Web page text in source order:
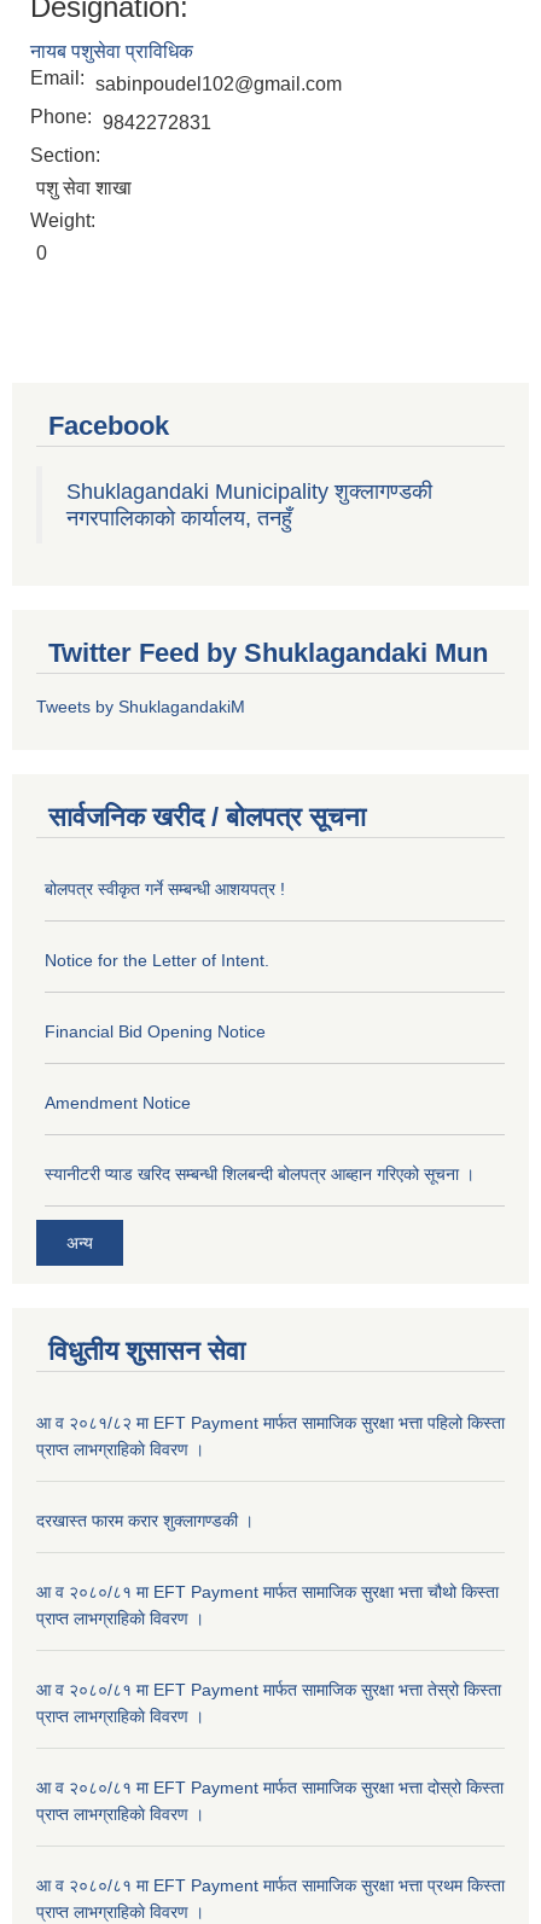
Designation:
नायब पशुसेवा प्राविधिक
Email: sabinpoudel102@gmail.com
Phone: 9842272831
Section:
पशु सेवा शाखा
Weight:
0
Facebook
Shuklagandaki Municipality शुक्लागण्डकी
नगरपालिकाको कार्यालय, तनहुँ
Twitter Feed by Shuklagandaki Mun
Tweets by ShuklagandakiM
सार्वजनिक खरीद / बोलपत्र सूचना
बोलपत्र स्वीकृत गर्ने सम्बन्धी आशयपत्र !
Notice for the Letter of Intent.
Financial Bid Opening Notice
Amendment Notice
स्यानीटरी प्याड खरिद सम्बन्धी शिलबन्दी बोलपत्र आब्हान गरिएको सूचना ।
अन्य
विधुतीय शुसासन सेवा
आ व २०८१/८२ मा EFT Payment मार्फत सामाजिक सुरक्षा भत्ता पहिलो किस्ता
प्राप्त लाभग्राहिकाे विवरण ।
दरखास्त फारम करार शुक्लागण्डकी ।
आ व २०८०/८१ मा EFT Payment मार्फत सामाजिक सुरक्षा भत्ता चौथो किस्ता
प्राप्त लाभग्राहिकाे विवरण ।
आ व २०८०/८१ मा EFT Payment मार्फत सामाजिक सुरक्षा भत्ता तेस्रो किस्ता
प्राप्त लाभग्राहिकाे विवरण ।
आ व २०८०/८१ मा EFT Payment मार्फत सामाजिक सुरक्षा भत्ता दोस्रो किस्ता
प्राप्त लाभग्राहिकाे विवरण ।
आ व २०८०/८१ मा EFT Payment मार्फत सामाजिक सुरक्षा भत्ता प्रथम किस्ता
प्राप्त लाभग्राहिकाे विवरण ।